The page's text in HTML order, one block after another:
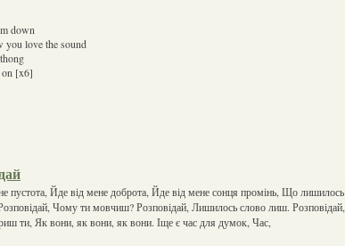
down
you love the sound
[x6]
пустота, Йде від мене доброта, Йде від мене сонця промінь, Що лишилось
Чому ти мовчиш? Розповідай, Лишилось слово лиш. Розповідай,
ти, Як вони, як вони, як вони. Іще є час для думок, Час,